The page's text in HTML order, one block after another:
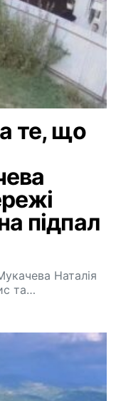
те, що
підпал
Наталія
та…